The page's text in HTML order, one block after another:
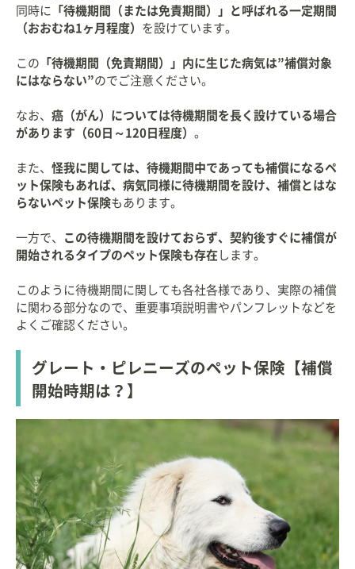
同時に
「待機期間（または免責期間）」と呼ばれる一定期間
（おおむね1ヶ月程度） を設けています。
この 「待機期間（免責期間）」内に生じた病気は”補償対象
にはならない”のでご注意ください。
なお、 癌（がん）については待機期間を長く設けている場合
があります（60日～120日程度） 。
また、 怪我に関しては、待機期間中であっても補償になるペ
ット保険もあれば、病気同様に待機期間を設け、補償とはな
らないペット保険もあります。
一方で、
この待機期間を設けておらず、契約後すぐに補償が
開始されるタイプのペット保険も存在します。
このように待機期間に関しても各社各様であり、実際の補償
に関わる部分なので、重要事項説明書やパンフレットなどを
よくご確認ください。
グレート・ピレニーズのペット保険【補償
開始時期は？】